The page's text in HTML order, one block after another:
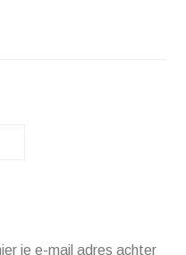
je e-mail adres achter